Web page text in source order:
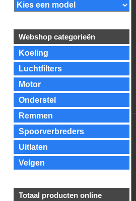
Webshop categorieën
Koeling
Luchtfilters
Motor
Onderstel
Remmen
Spoorverbreders
Uitlaten
Velgen
Totaal producten online